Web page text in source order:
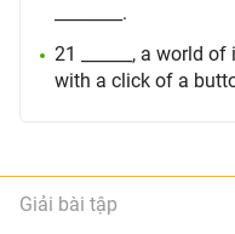
________.
21 ______, a world
with a click of a
Giải bài tập